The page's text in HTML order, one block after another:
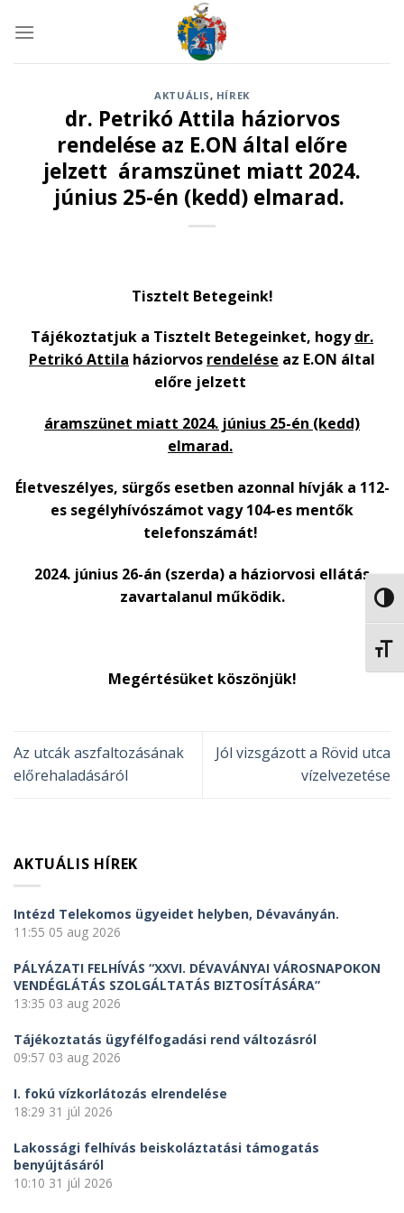
AKTUÁLIS, HÍREK
dr. Petrikó Attila háziorvos
rendelése az E.ON által előre
jelzett áramszünet miatt 2024.
június 25-én (kedd) elmarad.
Tisztelt Betegeink!
Tájékoztatjuk a Tisztelt Betegeinket, hogydr.
Petrikó Attila háziorvos rendelése az E.ON által
előre jelzett
áramszünet miatt 2024. június 25-én (kedd)
elmarad.
Életveszélyes, sürgős esetben azonnal hívják a 112-
es segélyhívószámot vagy 104-es mentők
telefonszámát!
2024. június 26-án (szerda) a háziorvosi ellátás
zavartalanul működik.
Megértésüket köszönjük!
Az utcák aszfaltozásának
előrehaladásáról
Jól vizsgázott a Rövid utca
vízelvezetése
AKTUÁLIS HÍREK
Intézd Telekomos ügyeidet helyben, Dévaványán.
11:55 05 aug 2026
PÁLYÁZATI FELHÍVÁS “XXVI. DÉVAVÁNYAI VÁROSNAPOKON
VENDÉGLÁTÁS SZOLGÁLTATÁS BIZTOSÍTÁSÁRA”
13:35 03 aug 2026
Tájékoztatás ügyfélfogadási rend változásról
09:57 03 aug 2026
I. fokú vízkorlátozás elrendelése
18:29 31 júl 2026
Lakossági felhívás beiskoláztatási támogatás
benyújtásáról
10:10 31 júl 2026